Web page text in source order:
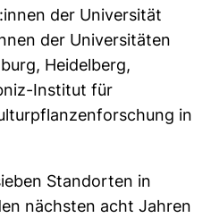
der Universität
der Universitäten
Heidelberg,
Institut für
in
Standorten in
nächsten acht Jahren